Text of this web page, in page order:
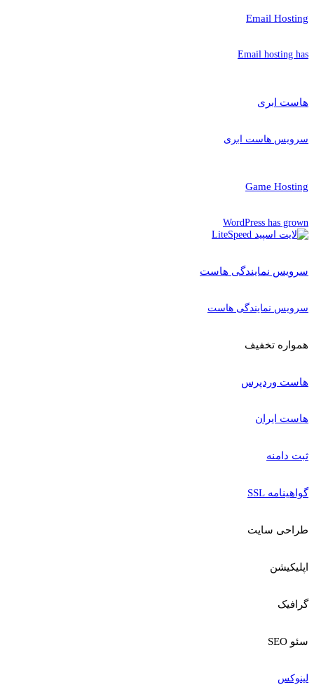
Email Hosting
Email hosting has
هاست ابری
سرویس هاست ابری
Game Hosting
WordPress has grown
سرویس نمایندگی هاست
سرویس نمایندگی هاست
همواره تخفیف
هاست وردپرس
هاست ایران
ثبت دامنه
گواهینامه SSL
طراحی سایت
اپلیکیشن
گرافیک
سئو SEO
لینوکس